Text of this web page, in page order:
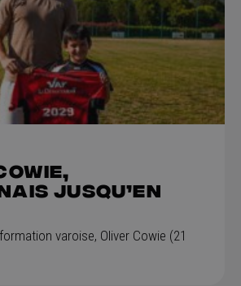
jusqu’en
varoise, Oliver Cowie (21